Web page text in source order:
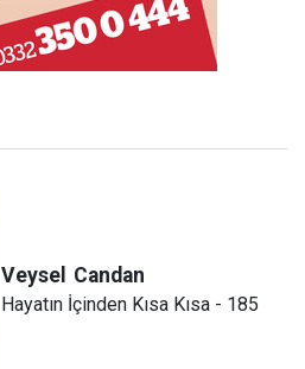
Veysel Candan
Hayatın İçinden Kısa Kısa - 185